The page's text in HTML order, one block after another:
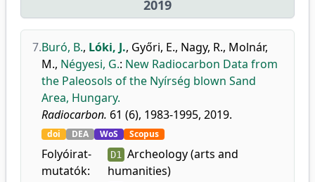
2019
7.Buró, B., Lóki, J., Győri, E., Nagy, R., Molnár,
M., Négyesi, G.: New Radiocarbon Data from
the Paleosols of the Nyírség blown Sand
Area, Hungary.
Radiocarbon. 61 (6), 1983-1995, 2019.
doi DEA WoS Scopus
Folyóirat-
mutatók:
D1
Archeology (arts and
humanities)